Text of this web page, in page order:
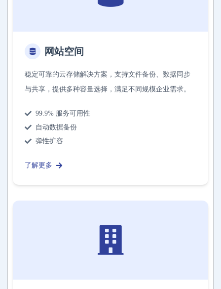
网站空间
稳定可靠的云存储解决方案，支持文件备份、数据同步
与共享，提供多种容量选择，满足不同规模企业需求。
99.9% 服务可用性
自动数据备份
弹性扩容
了解更多